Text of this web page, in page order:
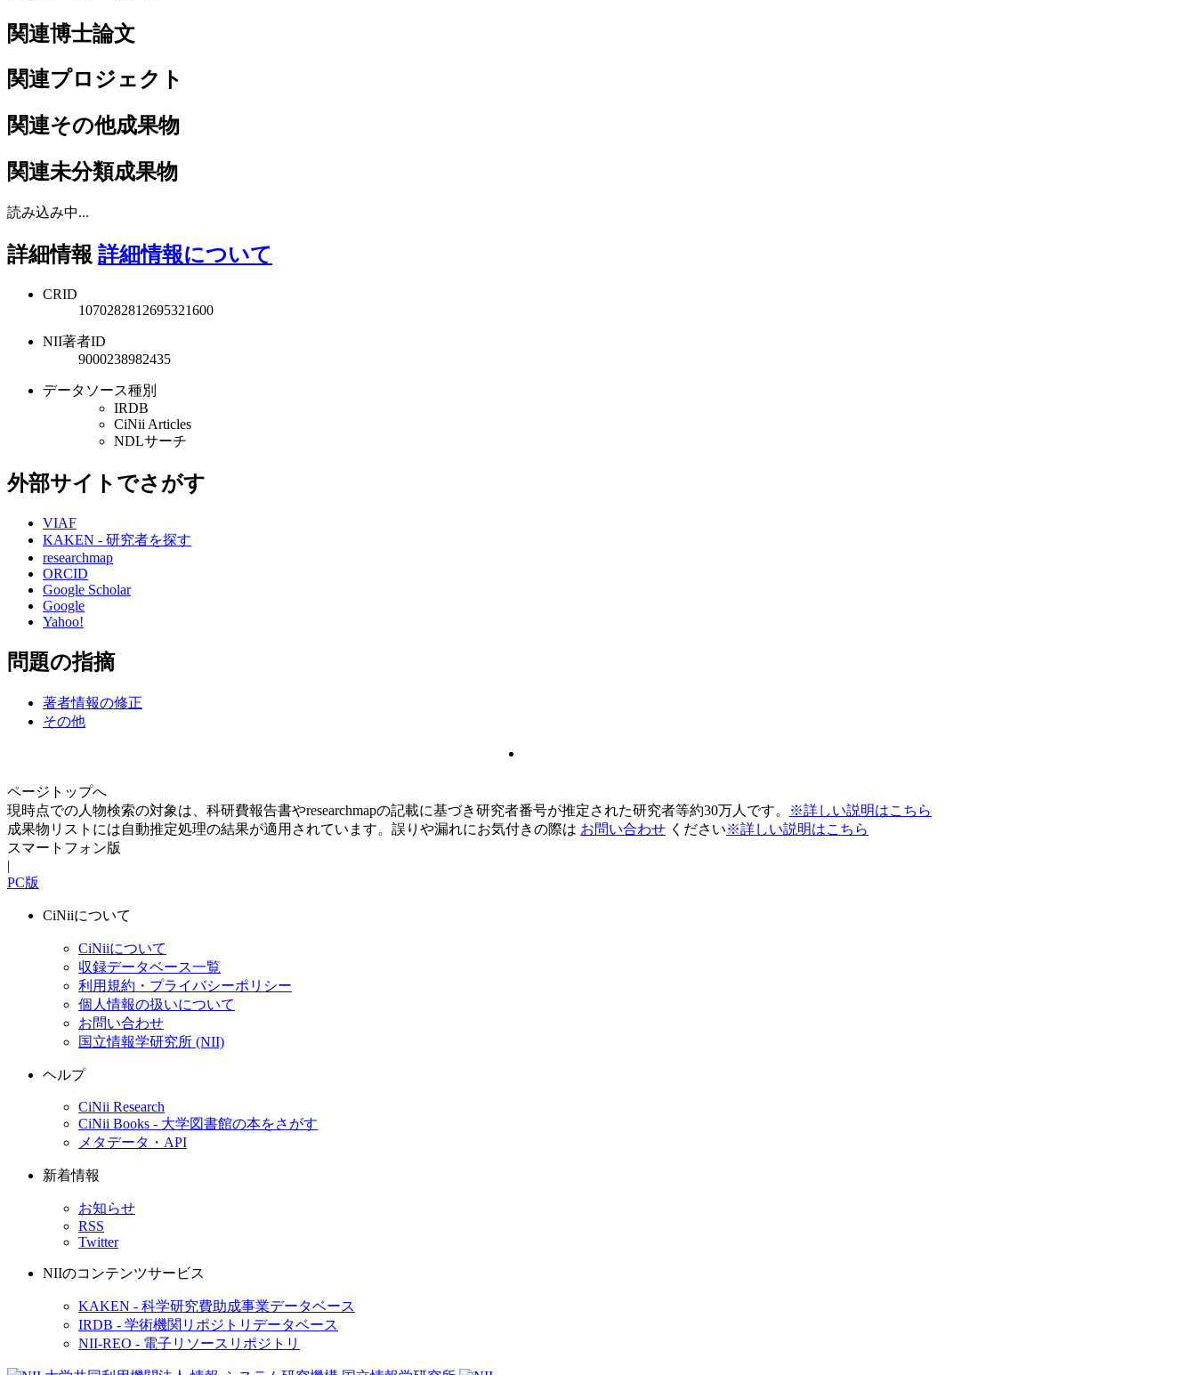
関連博士論文
関連プロジェクト
関連その他成果物
関連未分類成果物
読み込み中...
詳細情報 詳細情報について
CRID
1070282812695321600
NII著者ID
9000238982435
データソース種別
IRDB
CiNii Articles
NDLサーチ
外部サイトでさがす
VIAF
KAKEN - 研究者を探す
researchmap
ORCID
Google Scholar
Google
Yahoo!
問題の指摘
著者情報の修正
その他
ページトップへ
現時点での人物検索の対象は、科研費報告書やresearchmapの記載に基づき研究者番号が推定された研究者等約30万人です。
※詳しい説明はこちら
成果物リストには自動推定処理の結果が適用されています。誤りや漏れにお気付きの際は お問い合わせ ください※詳しい説明はこちら
スマートフォン版
|
PC版
CiNiiについて
CiNiiについて
収録データベース一覧
利用規約・プライバシーポリシー
個人情報の扱いについて
お問い合わせ
国立情報学研究所 (NII)
ヘルプ
CiNii Research
CiNii Books - 大学図書館の本をさがす
メタデータ・API
新着情報
お知らせ
RSS
Twitter
NIIのコンテンツサービス
KAKEN - 科学研究費助成事業データベース
IRDB - 学術機関リポジトリデータベース
NII-REO - 電子リソースリポジトリ